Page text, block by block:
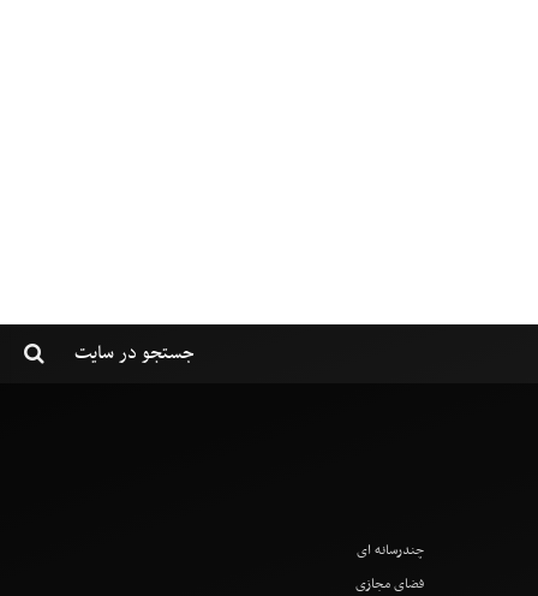
چندرسانه ای
فضای مجازی